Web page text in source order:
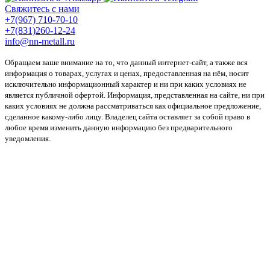
Свяжитесь с нами
+7(967) 710-70-10
+7(831)260-12-24
info@nn-metall.ru
Обращаем ваше внимание на то, что данный интернет-сайт, а также вся
информация о товарах, услугах и ценах, предоставленная на нём, носит
исключительно информационный характер и ни при каких условиях не
является публичной офертой. Информация, представленная на сайте, ни при
каких условиях не должна рассматриваться как официальное предложение,
сделанное какому-либо лицу. Владелец сайта оставляет за собой право в
любое время изменить данную информацию без предварительного
уведомления.